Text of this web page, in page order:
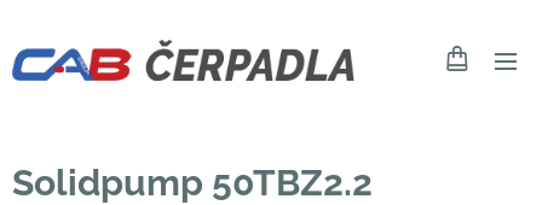
Solidpump 50TBZ2.2